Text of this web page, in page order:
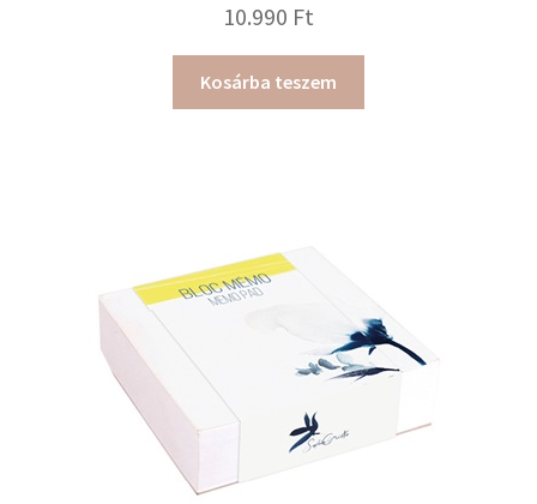
10.990 Ft
Kosárba teszem